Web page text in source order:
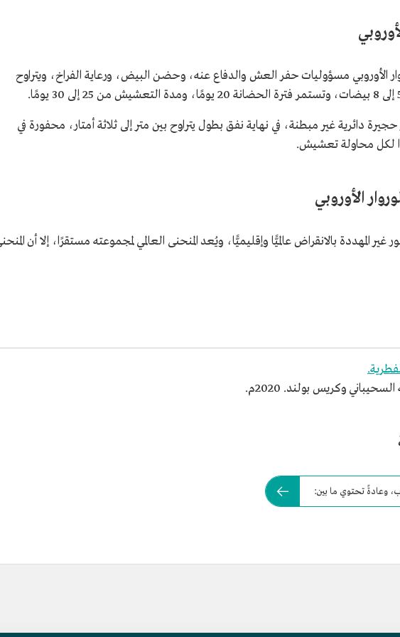
الأوروبي مسؤوليات حفر العش والدفاع عنه، وحضن البيض، ورعاية الفراخ، ويتراوح
دائرية غير مبطنة، في نهاية نفق بطول يتراوح بين متر إلى ثلاثة أمتار، محفورة في
لكل محاولة تعشيش.
الأوروبي
غير المهددة بالانقراض عالميًّا وإقليميًّا، ويُعد المنحنى العالمي لمجموعته مستقرًا، إلا أن
وكريس بولند. 2020م.
وعادةً تحتوي ما بين: